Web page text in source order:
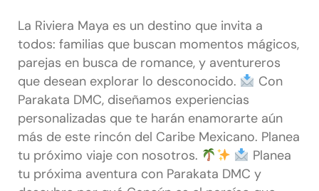
La Riviera Maya es un destino que invita a
todos: familias que buscan momentos mágicos,
parejas en busca de romance, y aventureros
que desean explorar lo desconocido.
Con
Parakata DMC, diseñamos experiencias
personalizadas que te harán enamorarte aún
más de este rincón del Caribe Mexicano. Planea
tu próximo viaje con nosotros.
Planea
tu próxima aventura con Parakata DMC y